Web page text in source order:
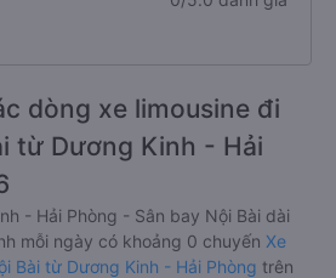
dòng xe limousine đi
từ Dương Kinh - Hải
- Hải Phòng - Sân bay Nội Bài dài
mỗi ngày có khoảng 0 chuyến Xe
Bài từ Dương Kinh - Hải Phòng trên